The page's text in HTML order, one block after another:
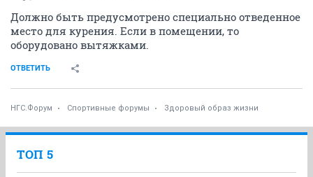
Должно быть предусмотрено специально отведенное
место для курения. Если в помещении, то
оборудовано вытяжками.
ОТВЕТИТЬ
НГС.Форум Спортивные форумы Здоровый образ жизни
ТОП 5